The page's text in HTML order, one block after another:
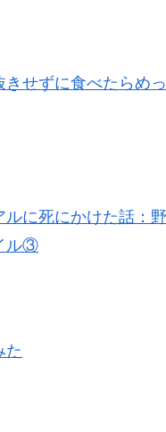
せずに食べたらめ
ルに死にかけた話
ル③
た